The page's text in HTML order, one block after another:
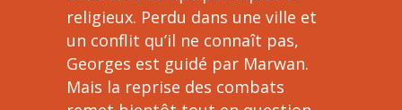
religieux. Perdu dans une ville et
un conflit qu’il ne connaît pas,
Georges est guidé par Marwan.
Mais la reprise des combats